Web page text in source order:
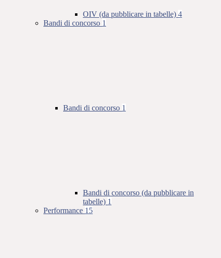
OIV (da pubblicare in tabelle) 4
Bandi di concorso 1
Bandi di concorso 1
Bandi di concorso (da pubblicare in
tabelle) 1
Performance 15